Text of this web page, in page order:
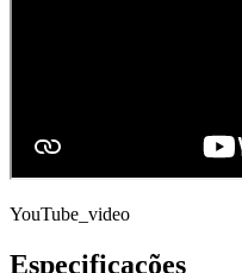
YouTube_video
Especificações